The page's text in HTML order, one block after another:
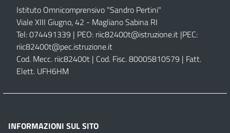
Istituto Omnicomprensivo "Sandro Pertini"
Viale XIII Giugno, 42 - Magliano Sabina RI
Tel: 074491339 | PEO: riic82400t@istruzione.it |PEC:
riic82400t@pec.istruzione.it
Cod. Mecc. riic82400t | Cod. Fisc. 80005810579 | Fatt.
Elett. UFH6HM
INFORMAZIONI SUL SITO